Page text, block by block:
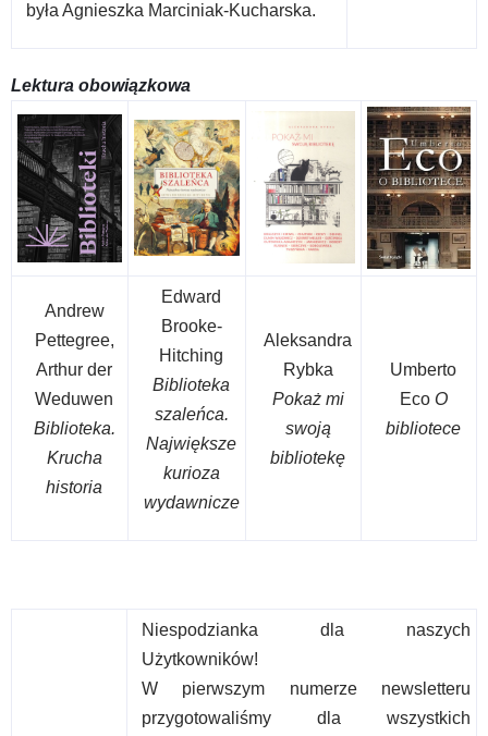
była Agnieszka Marciniak-Kucharska.
Lektura obowiązkowa
Andrew
Pettegree,
Arthur der
Weduwen
Biblioteka.
Krucha
historia
Edward
Brooke-
Hitching
Biblioteka
szaleńca.
Największe
kurioza
wydawnicze
Aleksandra
Rybka
Pokaż mi
swoją
bibliotekę
Umberto
Eco O
bibliotece
Niespodzianka dla naszych
Użytkowników!
W pierwszym numerze newsletteru
przygotowaliśmy dla wszystkich